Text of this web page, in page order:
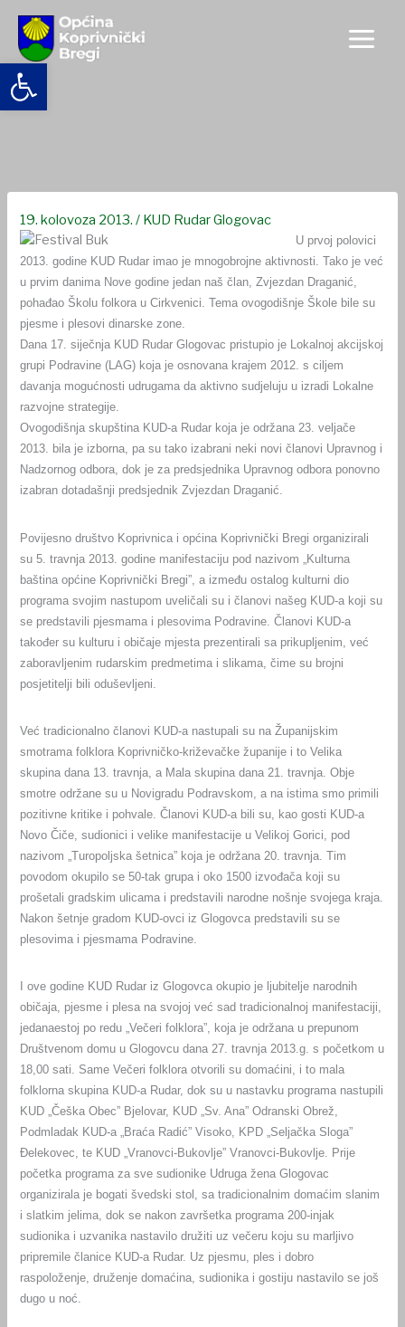
Open toolbar
content
Aktivnosti KUD-a Rudar Glogovac u prvoj polovici 2013.
19. kolovoza 2013./ KUD Rudar Glogovac
U prvoj polovici
2013. godine KUD Rudar imao je mnogobrojne aktivnosti.Tako je već
u prvim danima Nove godine jedan naš član, Zvjezdan Draganić,
pohađao Školu folkora u Cirkvenici. Tema ovogodišnje Škole bile su
pjesme i plesovi dinarske zone.
Dana 17. siječnja KUD Rudar Glogovac pristupio je Lokalnoj akcijskoj
grupi Podravine (LAG) koja je osnovana krajem 2012. s ciljem
davanja mogućnosti udrugama da aktivno sudjeluju u izradi Lokalne
razvojne strategije.
Ovogodišnja skupština KUD-a Rudar koja je održana 23. veljače
2013. bila je izborna, pa su tako izabrani neki novi članovi Upravnog i
Nadzornog odbora, dok je za predsjednika Upravnog odbora ponovno
izabran dotadašnji predsjednik Zvjezdan Draganić.
Povijesno društvo Koprivnica i općina Koprivnički Bregi organizirali
su 5. travnja 2013. godine manifestaciju pod nazivom „Kulturna
baština općine Koprivnički Bregi”, a između ostalog kulturni dio
programa svojim nastupom uveličali su i članovi našeg KUD-a koji su
se predstavili pjesmama i plesovima Podravine. Članovi KUD-a
također su kulturu i običaje mjesta prezentirali sa prikupljenim, već
zaboravljenim rudarskim predmetima i slikama, čime su brojni
posjetitelji bili oduševljeni.
Već tradicionalno članovi KUD-a nastupali su na Županijskim
smotrama folklora Koprivničko-križevačke županije i to Velika
skupina dana 13. travnja, a Mala skupina dana 21. travnja. Obje
smotre održane su u Novigradu Podravskom, a na istima smo primili
pozitivne kritike i pohvale.Članovi KUD-a bili su, kao gosti KUD-a
Novo Čiče, sudionici i velike manifestacije u Velikoj Gorici, pod
nazivom „Turopoljska šetnica” koja je održana 20. travnja. Tim
povodom okupilo se 50-tak grupa i oko 1500 izvođača koji su
prošetali gradskim ulicama i predstavili narodne nošnje svojega kraja.
Nakon šetnje gradom KUD-ovci iz Glogovca predstavili su se
plesovima i pjesmama Podravine.
I ove godine KUD Rudar iz Glogovca okupio je ljubitelje narodnih
običaja, pjesme i plesa na svojoj već sad tradicionalnoj manifestaciji,
jedanaestoj po redu „Večeri folklora”, koja je održana u prepunom
Društvenom domu u Glogovcu dana 27. travnja 2013.g. s početkom u
18,00 sati. Same Večeri folklora otvorili su domaćini, i to mala
folklorna skupina KUD-a Rudar, dok su u nastavku programa nastupili
KUD „Češka Obec” Bjelovar, KUD „Sv. Ana” Odranski Obrež,
Podmladak KUD-a „Braća Radić” Visoko, KPD „Seljačka Sloga”
Đelekovec, te KUD „Vranovci-Bukovlje” Vranovci-Bukovlje. Prije
početka programa za sve sudionike Udruga žena Glogovac
organizirala je bogati švedski stol, sa tradicionalnim domaćim slanim
i slatkim jelima, dok se nakon završetka programa 200-injak
sudionika i uzvanika nastavilo družiti uz večeru koju su marljivo
pripremile članice KUD-a Rudar. Uz pjesmu, ples i dobro
raspoloženje, druženje domaćina, sudionika i gostiju nastavilo se još
dugo u noć.